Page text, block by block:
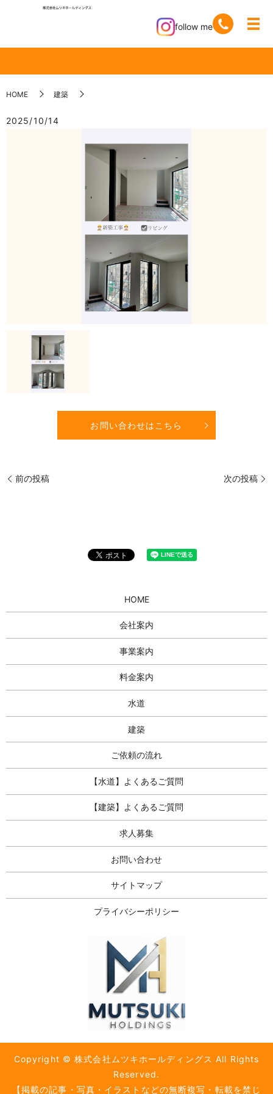
follow me
HOME 建築
2025/10/14
お問い合わせはこちら
前の投稿 次の投稿
HOME
会社案内
事業案内
料金案内
水道
建築
ご依頼の流れ
【水道】よくあるご質問
【建築】よくあるご質問
求人募集
お問い合わせ
サイトマップ
プライバシーポリシー
Copyright © 株式会社ムツキホールディングス All Rights
Reserved.
【掲載の記事・写真・イラストなどの無断複写・転載を禁じ